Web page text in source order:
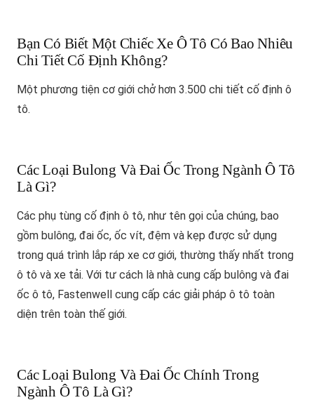
Bạn Có Biết Một Chiếc Xe Ô Tô Có Bao Nhiêu
Chi Tiết Cố Định Không?
Một phương tiện cơ giới chở hơn 3.500 chi tiết cố định ô
tô.
Các Loại Bulong Và Đai Ốc Trong Ngành Ô Tô
Là Gì?
Các phụ tùng cố định ô tô, như tên gọi của chúng, bao
gồm bulông, đai ốc, ốc vít, đệm và kẹp được sử dụng
trong quá trình lắp ráp xe cơ giới, thường thấy nhất trong
ô tô và xe tải. Với tư cách là nhà cung cấp bulông và đai
ốc ô tô, Fastenwell cung cấp các giải pháp ô tô toàn
diện trên toàn thế giới.
Các Loại Bulong Và Đai Ốc Chính Trong
Ngành Ô Tô Là Gì?